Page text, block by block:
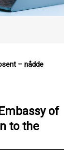
– nådde
of
to the